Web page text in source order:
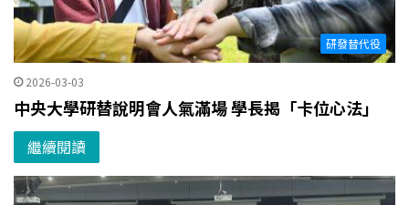
研發替代役
2026-03-03
中央大學研替說明會人氣滿場 學長揭「卡位心法」
繼續閱讀